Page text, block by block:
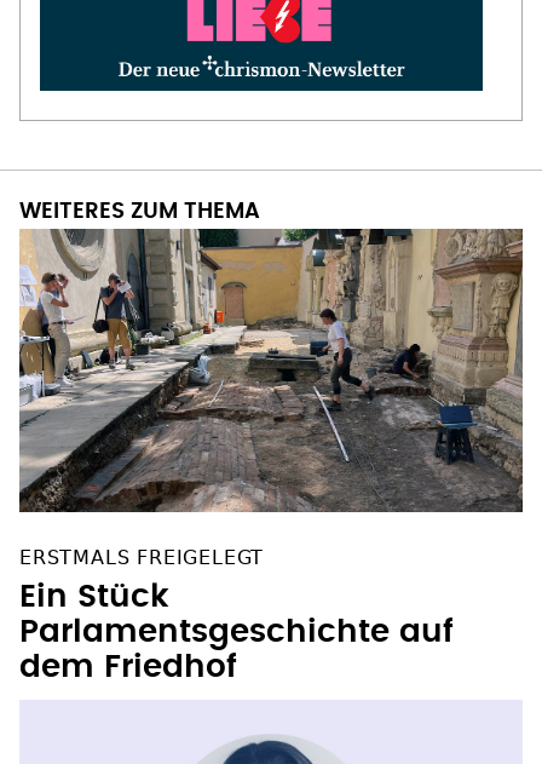
WEITERES ZUM THEMA
ERSTMALS FREIGELEGT
Ein Stück
Parlamentsgeschichte auf
dem Friedhof